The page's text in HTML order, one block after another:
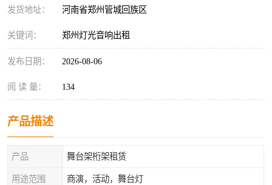
发货地址： 河南省郑州管城回族区
关键词： 郑州灯光音响出租
发布日期： 2026-08-06
阅 读 量： 134
产品描述
产品 舞台架桁架租赁
用途范围 商演，活动，舞台灯